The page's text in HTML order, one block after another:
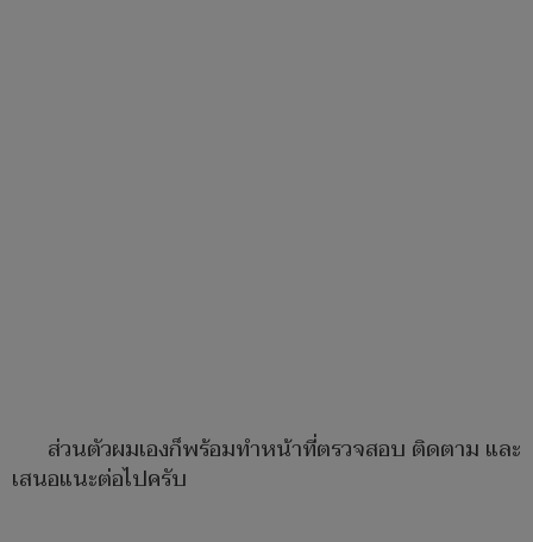
ส่วนตัวผมเองก็พร้อมทำหน้าที่ตรวจสอบ ติดตาม และ
เสนอแนะต่อไปครับ